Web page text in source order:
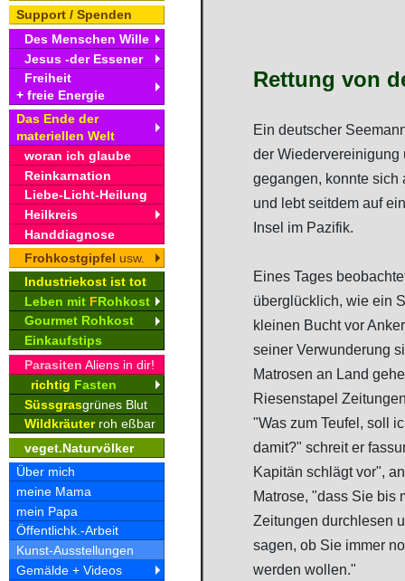
Support / Spenden
Des Menschen Wille
Jesus -der Essener
Freiheit
+ freie Energie
Das Ende der
materiellen Welt
woran ich glaube
Reinkarnation
Liebe-Licht-Heilung
Heilkreis
Handdiagnose
Frohkostgipfel usw.
Industriekost ist tot
Leben mit FRohkost
Gourmet Rohkost
Einkaufstips
Parasiten Aliens in dir!
richtig Fasten
Süssgrasgrünes Blut
Wildkräuterroh eßbar
veget.Naturvölker
Über mich
meine Mama
mein Papa
Öffentlichk.-Arbeit
Kunst-Ausstellungen
Gemälde + Videos
Rettung von
Ein deutscher
der Wiedervereinigung
gegangen, konnte sich
und lebt seitdem auf
Insel im Pazifik.
Eines Tages
überglücklich, wie ein
kleinen Bucht vor
seiner Verwunderung
Matrosen an Land
Riesenstapel
"Was zum Teufel, soll
damit?" schreit er
Kapitän schlägt vor",
Matrose, "dass Sie bis
Zeitungen durchlesen
sagen, ob Sie immer
werden wollen."